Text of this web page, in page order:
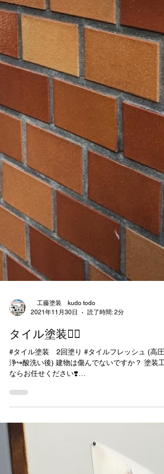
工藤塗装 kudo todo
タイル塗装❤️‍🔥
#タイル塗装 2回塗り #タイルフレッシュ (高圧
浄↪︎酸洗い後) 建物は傷んでないですか？ 塗装工
ならお任せください❣️
______________________________________
職人直営 お客様の大切な住宅に想いを込めて彩